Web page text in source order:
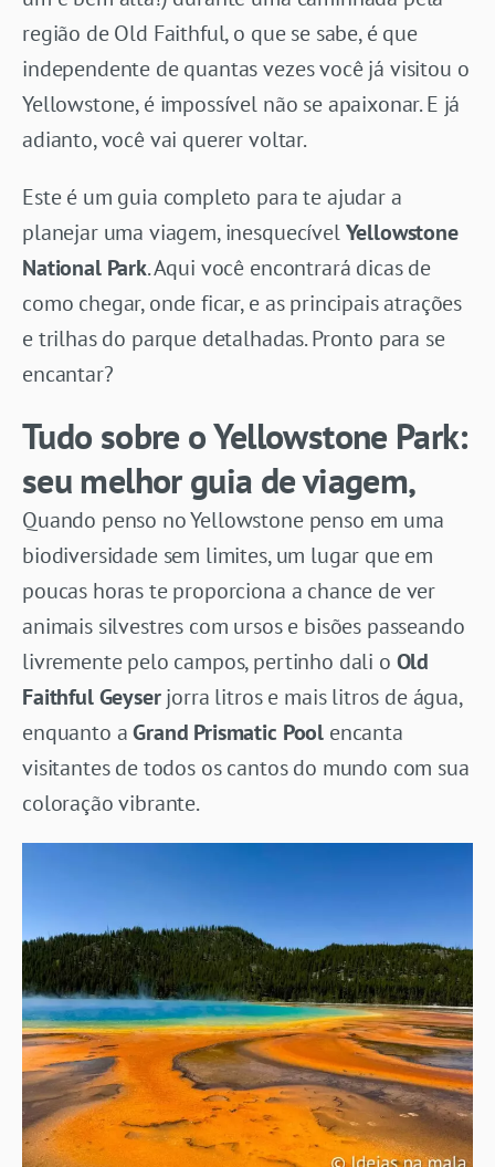
região de Old Faithful, o que se sabe, é que
independente de quantas vezes você já visitou o
Yellowstone, é impossível não se apaixonar. E já
adianto, você vai querer voltar.
Este é um guia completo para te ajudar a
planejar uma viagem, inesquecívelYellowstone
National Park. Aqui você encontrará dicas de
como chegar, onde ficar, e as principais atrações
e trilhas do parque detalhadas. Pronto para se
encantar?
Tudo sobre o Yellowstone Park:
seu melhor guia de viagem,
Quando penso no Yellowstone penso em uma
biodiversidade sem limites, um lugar que em
poucas horas te proporciona a chance de ver
animais silvestres com ursos e bisões passeando
livremente pelo campos, pertinho dali o Old
Faithful Geyserjorra litros e mais litros de água,
enquanto aGrand Prismatic Pool encanta
visitantes de todos os cantos do mundo com sua
coloração vibrante.